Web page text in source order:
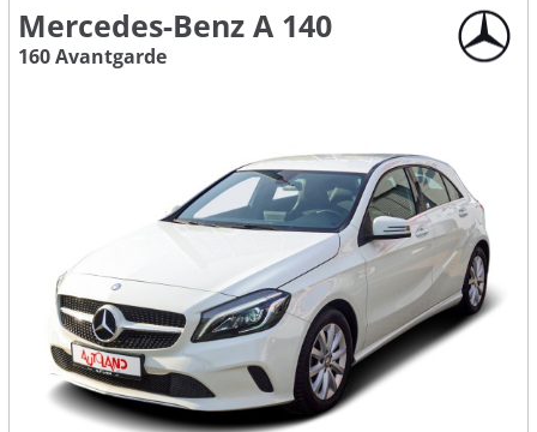
Mercedes-Benz A 140
160 Avantgarde